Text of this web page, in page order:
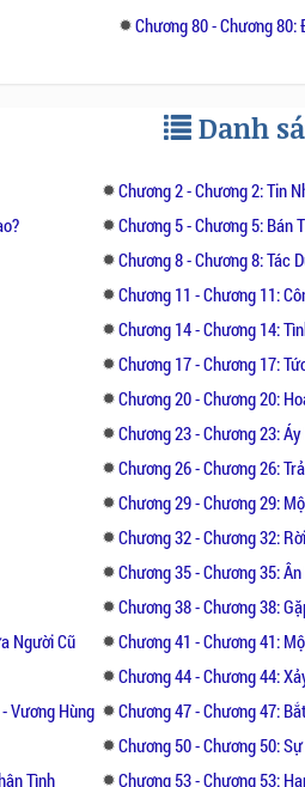
Anh chỉ biết cô
Vì một vài hiểu
của bản thân,
người em gái này
Ông trời thật trớ
nhưng anh lại
Cuối cùng cả hai
tục trải qua những
Chương 80 - Chương 80:
Danh
Chương 2 - Chương 2: Tin
Chương 5 - Chương 5: Bán
Chương 8 - Chương 8: Tác
Chương 11 - Chương 11:
Chương 14 - Chương 14:
Chương 17 - Chương 17:
Chương 20 - Chương 20:
Chương 23 - Chương 23:
Chương 26 - Chương 26:
Chương 29 - Chương 29:
Chương 32 - Chương 32:
Chương 35 - Chương 35:
Chương 38 - Chương 38:
Người Cũ
Chương 41 - Chương 41:
Chương 44 - Chương 44:
Vương Hùng
Chương 47 - Chương 47:
Chương 50 - Chương 50:
Tình
Chương 53 - Chương 53: